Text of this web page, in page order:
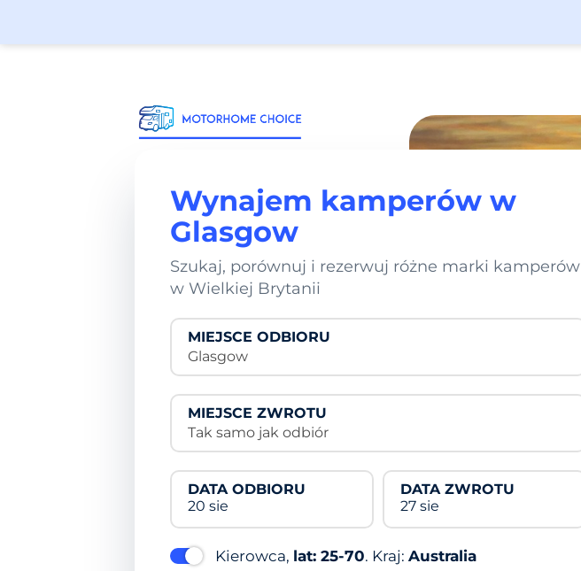
Wynajem kamperów w
Glasgow
Szukaj, porównuj i rezerwuj różne marki kamperów
w Wielkiej Brytanii
MIEJSCE ODBIORU
Glasgow
MIEJSCE ZWROTU
Tak samo jak odbiór
DATA ODBIORU
20 sie
DATA ZWROTU
27 sie
Kierowca, lat: 25-70. Kraj: Australia